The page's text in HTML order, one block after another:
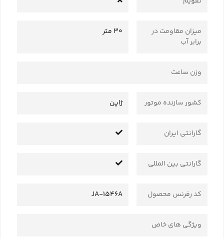
میزان مقاومت در
برابر آب
30 متر
وزن ساعت
کشور سازنده موتور ژاپن
گارانتی ایران
گارانتی بین المللی
کد رفرنس محصول JA-1546A
ویژگی های خاص